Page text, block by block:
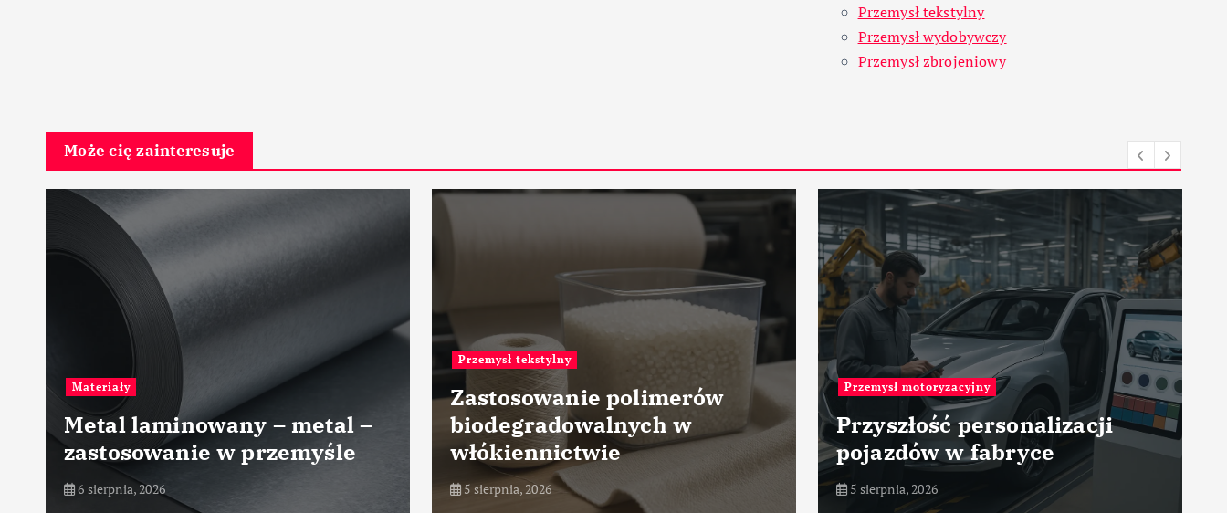
Przemysł tekstylny
Przemysł wydobywczy
Przemysł zbrojeniowy
Może cię zainteresuje
Materiały
Metal laminowany – metal –
zastosowanie w przemyśle
6 sierpnia, 2026
Przemysł tekstylny
Zastosowanie polimerów
biodegradowalnych w
włókiennictwie
5 sierpnia, 2026
Przemysł motoryzacyjny
Przyszłość personalizacji
pojazdów w fabryce
5 sierpnia, 2026